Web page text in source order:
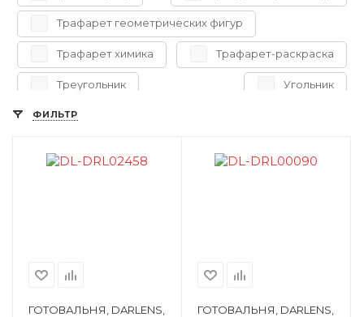
Трафарет геометрических фигур
Трафарет химика Трафарет-раскраска
Треугольник Угольник
Циркуль
ФИЛЬТР
ГОТОВАЛЬНЯ, DARLENS,
ГОТОВАЛЬНЯ, DARLENS,